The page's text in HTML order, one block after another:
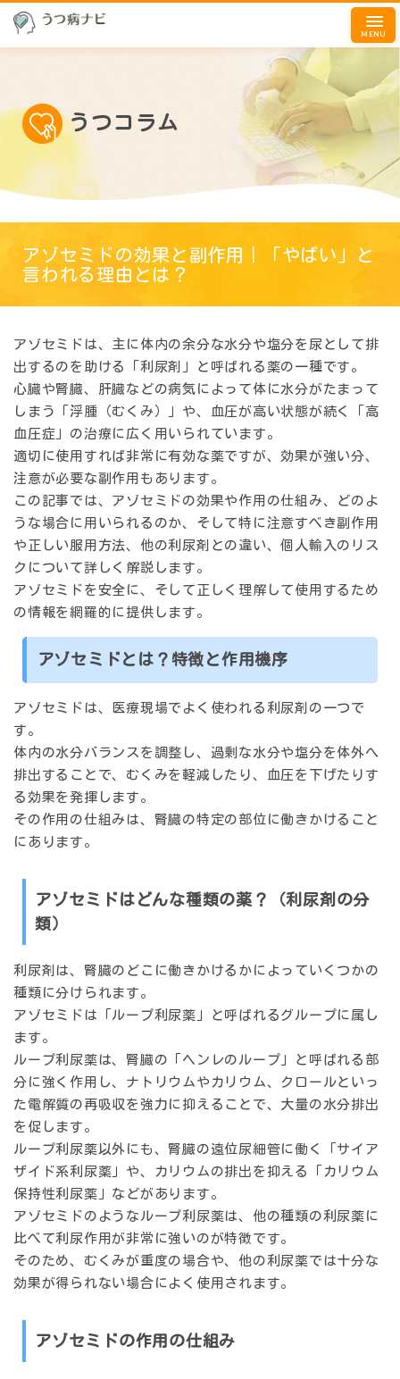
MENU
うつコラム
アゾセミドの効果と副作用｜「やばい」と
言われる理由とは？
アゾセミドは、主に体内の余分な水分や塩分を尿として排
出するのを助ける「利尿剤」と呼ばれる薬の一種です。
心臓や腎臓、肝臓などの病気によって体に水分がたまって
しまう「浮腫（むくみ）」や、血圧が高い状態が続く「高
血圧症」の治療に広く用いられています。
適切に使用すれば非常に有効な薬ですが、効果が強い分、
注意が必要な副作用もあります。
この記事では、アゾセミドの効果や作用の仕組み、どのよ
うな場合に用いられるのか、そして特に注意すべき副作用
や正しい服用方法、他の利尿剤との違い、個人輸入のリス
クについて詳しく解説します。
アゾセミドを安全に、そして正しく理解して使用するため
の情報を網羅的に提供します。
アゾセミドとは？特徴と作用機序
アゾセミドは、医療現場でよく使われる利尿剤の一つで
す。
体内の水分バランスを調整し、過剰な水分や塩分を体外へ
排出することで、むくみを軽減したり、血圧を下げたりす
る効果を発揮します。
その作用の仕組みは、腎臓の特定の部位に働きかけること
にあります。
アゾセミドはどんな種類の薬？（利尿剤の分
類）
利尿剤は、腎臓のどこに働きかけるかによっていくつかの
種類に分けられます。
アゾセミドは「ループ利尿薬」と呼ばれるグループに属し
ます。
ループ利尿薬は、腎臓の「ヘンレのループ」と呼ばれる部
分に強く作用し、ナトリウムやカリウム、クロールといっ
た電解質の再吸収を強力に抑えることで、大量の水分排出
を促します。
ループ利尿薬以外にも、腎臓の遠位尿細管に働く「サイア
ザイド系利尿薬」や、カリウムの排出を抑える「カリウム
保持性利尿薬」などがあります。
アゾセミドのようなループ利尿薬は、他の種類の利尿薬に
比べて利尿作用が非常に強いのが特徴です。
そのため、むくみが重度の場合や、他の利尿薬では十分な
効果が得られない場合によく使用されます。
アゾセミドの作用の仕組み